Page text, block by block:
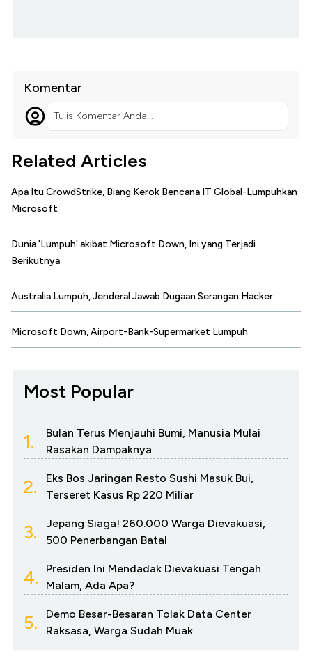
Komentar
Tulis Komentar Anda...
Related Articles
Apa Itu CrowdStrike, Biang Kerok Bencana IT Global-Lumpuhkan
Microsoft
Dunia 'Lumpuh' akibat Microsoft Down, Ini yang Terjadi
Berikutnya
Australia Lumpuh, Jenderal Jawab Dugaan Serangan Hacker
Microsoft Down, Airport-Bank-Supermarket Lumpuh
Most Popular
1.
Bulan Terus Menjauhi Bumi, Manusia Mulai
Rasakan Dampaknya
2.
Eks Bos Jaringan Resto Sushi Masuk Bui,
Terseret Kasus Rp 220 Miliar
3.
Jepang Siaga! 260.000 Warga Dievakuasi,
500 Penerbangan Batal
4.
Presiden Ini Mendadak Dievakuasi Tengah
Malam, Ada Apa?
5.
Demo Besar-Besaran Tolak Data Center
Raksasa, Warga Sudah Muak